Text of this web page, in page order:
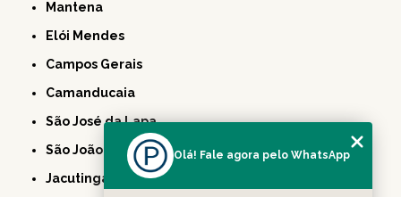
Mantena
Elói Mendes
Campos Gerais
Camanducaia
São José da Lapa
São João Nepomuceno
Jacutinga
Olá! Fale agora pelo WhatsApp